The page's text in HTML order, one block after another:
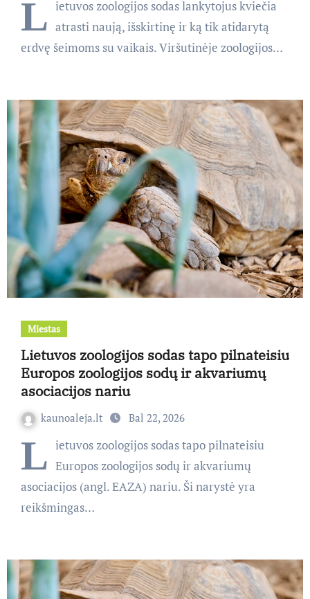
L ietuvos zoologijos sodas lankytojus kviečia
atrasti naują, išskirtinę ir ką tik atidarytą
erdvę šeimoms su vaikais. Viršutinėje zoologijos…
Miestas
Lietuvos zoologijos sodas tapo pilnateisiu
Europos zoologijos sodų ir akvariumų
asociacijos nariu
kaunoaleja.lt Bal 22, 2026
L ietuvos zoologijos sodas tapo pilnateisiu
Europos zoologijos sodų ir akvariumų
asociacijos (angl. EAZA) nariu. Ši narystė yra
reikšmingas…